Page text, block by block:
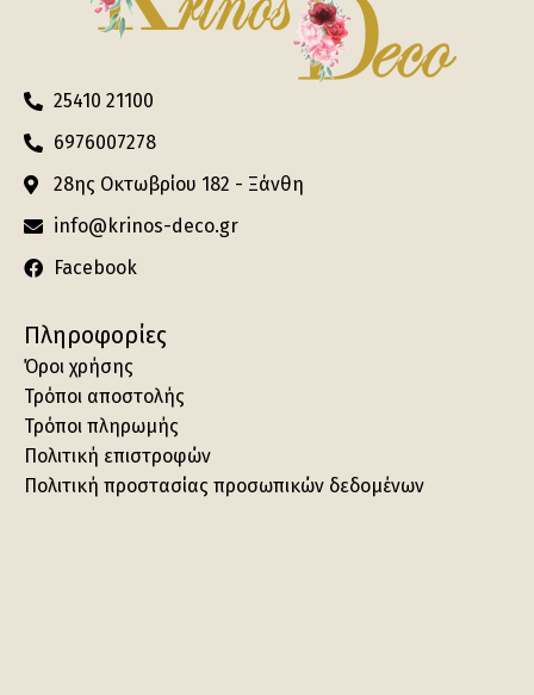
25410 21100
6976007278
28ης Οκτωβρίου 182 - Ξάνθη
info@krinos-deco.gr
Facebook
Πληροφορίες
Όροι χρήσης
Τρόποι αποστολής
Τρόποι πληρωμής
Πολιτική επιστροφών
Πολιτική προστασίας προσωπικών δεδομένων